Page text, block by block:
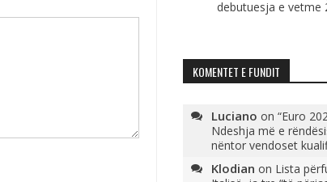
debutuesja e vetme
KOMENTET E FUNDIT
Luciano on “Euro
Ndeshja më e
nëntor vendoset
Klodian on Lista